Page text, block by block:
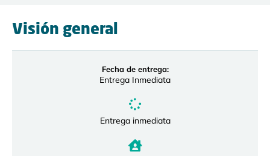
Visión general
Fecha de entrega:
Entrega Inmediata
Entrega inmediata